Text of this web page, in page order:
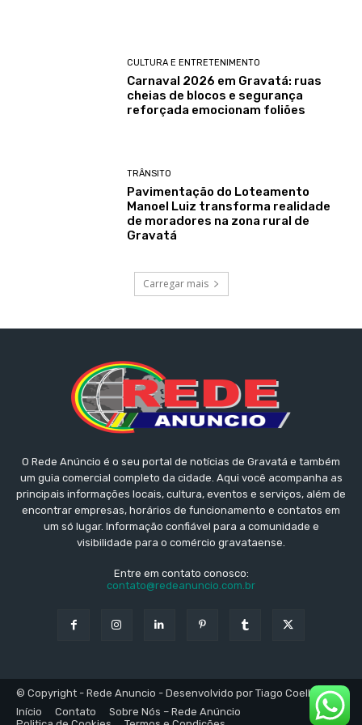
CULTURA E ENTRETENIMENTO
Carnaval 2026 em Gravatá: ruas
cheias de blocos e segurança
reforçada emocionam foliões
TRÂNSITO
Pavimentação do Loteamento
Manoel Luiz transforma realidade
de moradores na zona rural de
Gravatá
Carregar mais
O Rede Anúncio é o seu portal de notícias de Gravatá e também
um guia comercial completo da cidade. Aqui você acompanha as
principais informações locais, cultura, eventos e serviços, além de
encontrar empresas, horários de funcionamento e contatos em
um só lugar. Informação confiável para a comunidade e
visibilidade para o comércio gravataense.
Entre em contato conosco:
contato@redeanuncio.com.br
© Copyright - Rede Anuncio - Desenvolvido por Tiago Coelho
Início
Contato
Sobre Nós – Rede Anúncio